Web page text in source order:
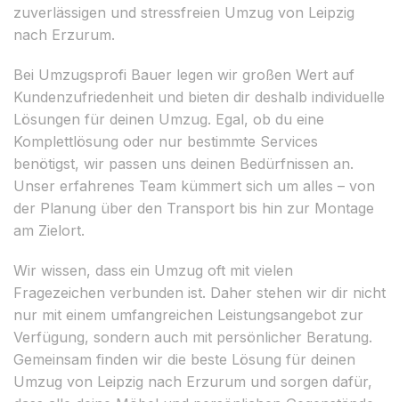
zuverlässigen und stressfreien Umzug von Leipzig
nach Erzurum.
Bei Umzugsprofi Bauer legen wir großen Wert auf
Kundenzufriedenheit und bieten dir deshalb individuelle
Lösungen für deinen Umzug. Egal, ob du eine
Komplettlösung oder nur bestimmte Services
benötigst, wir passen uns deinen Bedürfnissen an.
Unser erfahrenes Team kümmert sich um alles – von
der Planung über den Transport bis hin zur Montage
am Zielort.
Wir wissen, dass ein Umzug oft mit vielen
Fragezeichen verbunden ist. Daher stehen wir dir nicht
nur mit einem umfangreichen Leistungsangebot zur
Verfügung, sondern auch mit persönlicher Beratung.
Gemeinsam finden wir die beste Lösung für deinen
Umzug von Leipzig nach Erzurum und sorgen dafür,